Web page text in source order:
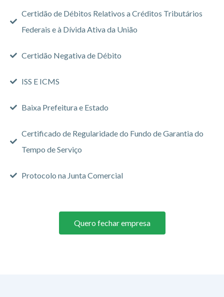
Certidão de Débitos Relativos a Créditos Tributários
Federais e à Dívida Ativa da União
Certidão Negativa de Débito
ISS E ICMS
Baixa Prefeitura e Estado
Certificado de Regularidade do Fundo de Garantia do
Tempo de Serviço
Protocolo na Junta Comercial
Quero fechar empresa